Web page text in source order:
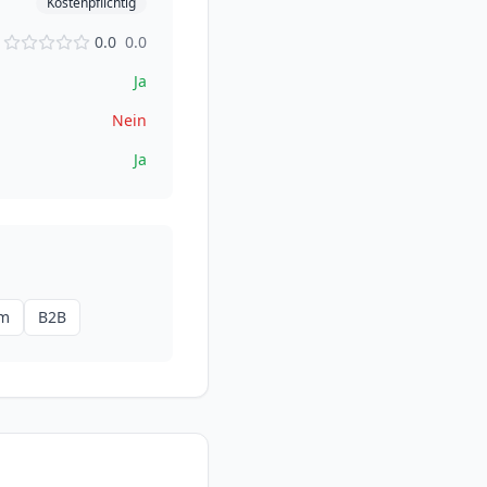
0.0 0.0
Ja
Nein
Ja
B2B